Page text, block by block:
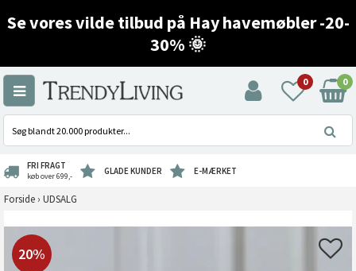
Se vores vilde tilbud på Hay havemøbler -20-
30% 🌞
0 0
FRI FRAGT
køb over 699,- GLADE KUNDER E-MÆRKET
Forside › UDSALG
20%